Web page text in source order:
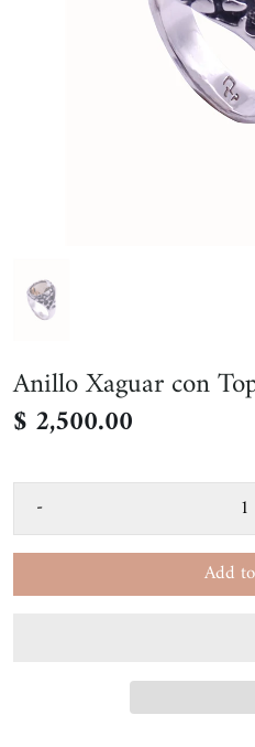
Anillo Xaguar con
$ 2,500.00
-
Add